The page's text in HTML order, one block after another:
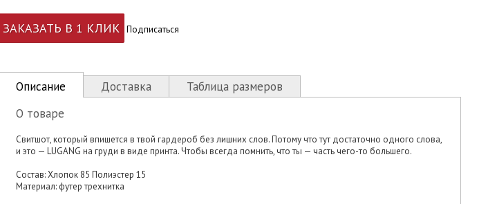
ЗАКАЗАТЬ В 1 КЛИК Подписаться
Описание Доставка
Таблица размеров
О товаре
Свитшот, который впишется в твой гардероб без лишних слов. Потому что тут достаточно одного слова,
и это — LUGANG на груди в виде принта. Чтобы всегда помнить, что ты — часть чего-то большего.
Состав: Хлопок 85 Полиэстер 15
Материал: футер трехнитка